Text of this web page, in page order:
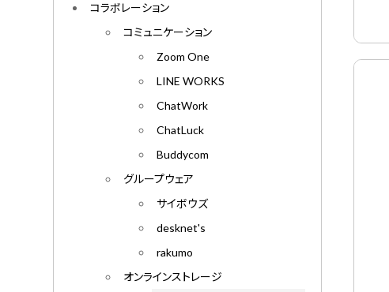
コラボレーション
コミュニケーション
Zoom One
LINE WORKS
ChatWork
ChatLuck
Buddycom
グループウェア
サイボウズ
desknet's
rakumo
オンラインストレージ